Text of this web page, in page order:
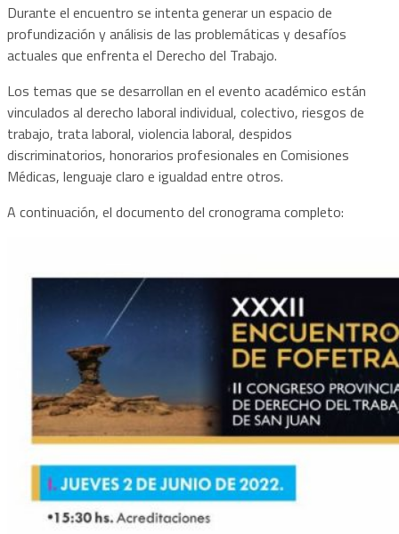
Durante el encuentro se intenta generar un espacio de
profundización y análisis de las problemáticas y desafíos
actuales que enfrenta el Derecho del Trabajo.
Los temas que se desarrollan en el evento académico están
vinculados al derecho laboral individual, colectivo, riesgos de
trabajo, trata laboral, violencia laboral, despidos
discriminatorios, honorarios profesionales en Comisiones
Médicas, lenguaje claro e igualdad entre otros.
A continuación, el documento del cronograma completo: